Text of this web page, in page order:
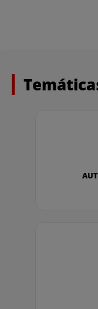
El curso incluye
RobotStudio.